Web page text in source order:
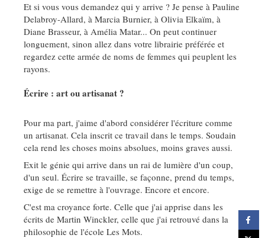
Et si vous vous demandez qui y arrive ? Je pense à Pauline
Delabroy-Allard, à Marcia Burnier, à Olivia Elkaïm, à
Diane Brasseur, à Amélia Matar... On peut continuer
longuement, sinon allez dans votre librairie préférée et
regardez cette armée de noms de femmes qui peuplent les
rayons.
Écrire : art ou artisanat ?
Pour ma part, j'aime d'abord considérer l'écriture comme
un artisanat. Cela inscrit ce travail dans le temps. Soudain
cela rend les choses moins absolues, moins graves aussi.
Exit le génie qui arrive dans un rai de lumière d'un coup,
d'un seul. Écrire se travaille, se façonne, prend du temps,
exige de se remettre à l'ouvrage. Encore et encore.
C'est ma croyance forte. Celle que j'ai apprise dans les
écrits de Martin Winckler, celle que j'ai retrouvé dans la
philosophie de l'école Les Mots.